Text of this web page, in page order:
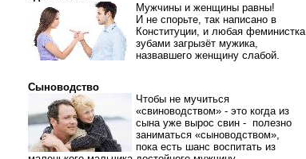
Мужчины и женщины равны!
И не спорьте, так написано в
Конституции, и любая феминистка
зубами загрызёт мужика,
назвавшего женщину слабой.
Сыноводство
Чтобы не мучиться
«свиноводством» - это когда из
сына уже вырос свин - полезно
заниматься «сыноводством»,
пока есть шанс воспитать из